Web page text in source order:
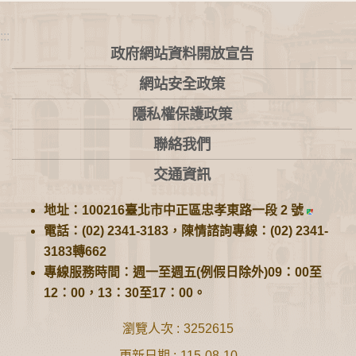
:::
政府網站資料開放宣告
網站安全政策
隱私權保護政策
聯絡我們
交通資訊
地址：100216臺北市中正區忠孝東路一段 2 號
電話：(02) 2341-3183，陳情諮詢專線：(02) 2341-
3183轉662
專線服務時間：週一至週五(例假日除外)09：00至
12：00，13：30至17：00。
瀏覽人次
3252615